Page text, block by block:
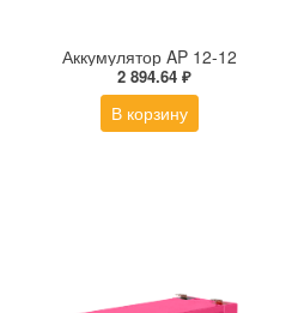
Аккумулятор AP 12-12
2 894.64 ₽
В корзину